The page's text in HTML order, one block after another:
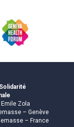
Zola
– Genève
– France